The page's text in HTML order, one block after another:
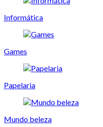
Informática
Games
Papelaria
Mundo beleza